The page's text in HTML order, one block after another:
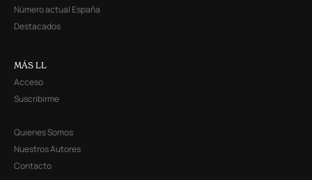
Número actual España
Destacados
MÁS LL
Acceso
Suscribirme
Quienes Somos
Nuestros Autores
Contacto